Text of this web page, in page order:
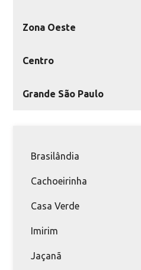
Zona Oeste
Centro
Grande São Paulo
Brasilândia
Cachoeirinha
Casa Verde
Imirim
Jaçanã